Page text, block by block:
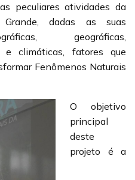
peculiares atividades da
dadas as suas
geográficas,
e climáticas, fatores que
Fenômenos Naturais
O objetivo
principal
deste
projeto é a